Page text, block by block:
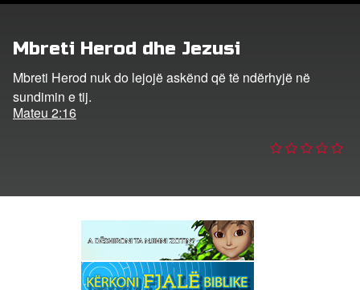
Mbreti Herod dhe Jezusi
Mbreti Herod nuk do lejojë askënd që të ndërhyjë në
sundimin e tij.
Mateu 2:16